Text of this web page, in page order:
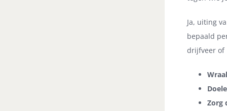
Ja, uiting
bepaald
drijfveer of
Zorg